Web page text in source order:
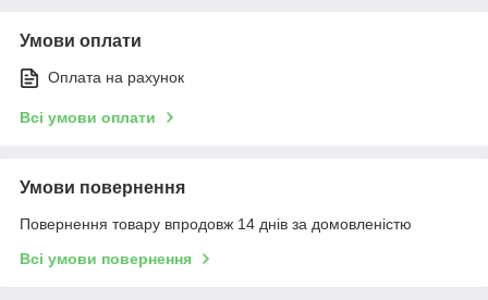
Умови оплати
Оплата на рахунок
Всі умови оплати
Умови повернення
Повернення товару впродовж 14 днів за домовленістю
Всі умови повернення